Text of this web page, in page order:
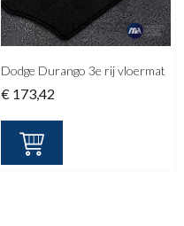
Dodge Durango 3e rij vloermat
€ 173,42